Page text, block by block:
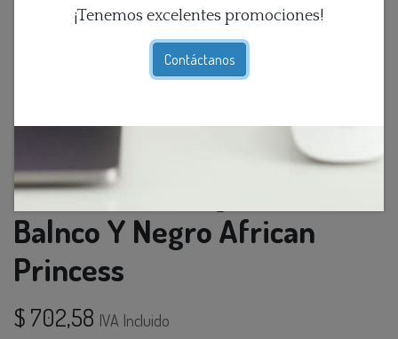
¡Tenemos excelentes promociones!
Contáctanos
Cuadro De Fotografias En
Balnco Y Negro African
Princess
$ 702,58 IVA Incluido